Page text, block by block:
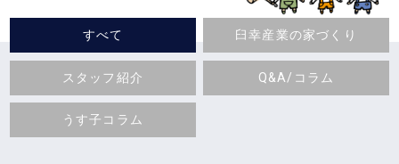
｜
県
すべて 臼幸産業の家づくり
スタッフ紹介 Q&A/コラム
うす子コラム